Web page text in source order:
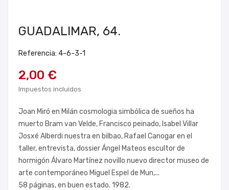
GUADALIMAR, 64.
Referencia: 4-6-3-1
2,00 €
Impuestos incluidos
Joan Miró en Milán cosmologia simbólica de sueños ha
muerto Bram van Velde, Francisco peinado, Isabel Villar
Josxé Alberdi nuestra en bilbao, Rafael Canogar en el
taller, entrevista, dossier Ángel Mateos escultor de
hormigón Álvaro Martínez novillo nuevo director museo de
arte contemporáneo Miguel Espel de Mun,...
58 páginas, en buen estado. 1982.